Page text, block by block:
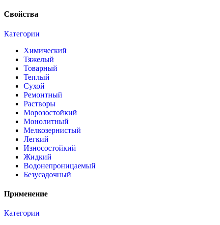
Свойства
Категории
Химический
Тяжелый
Товарный
Теплый
Сухой
Ремонтный
Растворы
Морозостойкий
Монолитный
Мелкозернистый
Легкий
Износостойкий
Жидкий
Водонепроницаемый
Безусадочный
Применение
Категории